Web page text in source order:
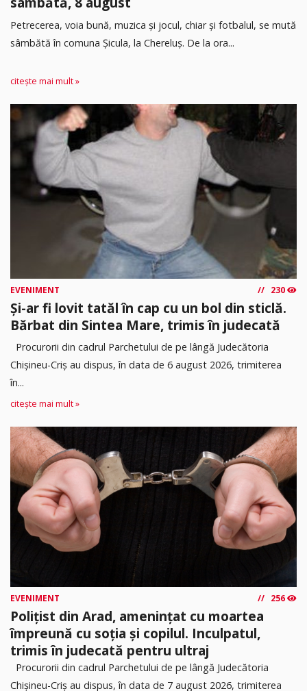
Petrecerea, voia bună, muzica și jocul, chiar și fotbalul, se mută
sâmbătă în comuna Șicula, la Chereluș. De la ora...
citește mai mult »
EVENIMENT 230
Și-ar fi lovit tatăl în cap cu un bol din sticlă.
Bărbat din Sintea Mare, trimis în judecată
Procurorii din cadrul Parchetului de pe lângă Judecătoria
Chișineu-Criș au dispus, în data de 6 august 2026, trimiterea
în...
citește mai mult »
EVENIMENT 256
Polițist din Arad, amenințat cu moartea
împreună cu soția și copilul. Inculpatul,
trimis în judecată pentru ultraj
Procurorii din cadrul Parchetului de pe lângă Judecătoria
Chișineu-Criș au dispus, în data de 7 august 2026, trimiterea